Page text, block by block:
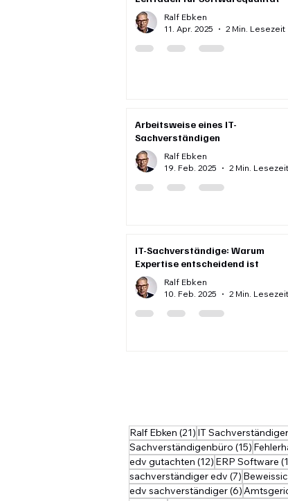
Ralf Ebken
11. Apr. 2025
2 Min. Lesezeit
Arbeitsweise eines IT-
Sachverständigen
Ralf Ebken
19. Feb. 2025
2 Min. Lesezeit
IT-Sachverständige: Warum
Expertise entscheidend ist
Ralf Ebken
10. Feb. 2025
2 Min. Lesezeit
Ralf Ebken (21) 21 Beiträge
IT Sachverständiger
Sachverständigenbüro (15) 15
edv gutachten (12) 12 Beiträge
ERP Software
sachverständiger edv (7) 7 Beiträge
edv sachverständiger(6) 6 Beiträge